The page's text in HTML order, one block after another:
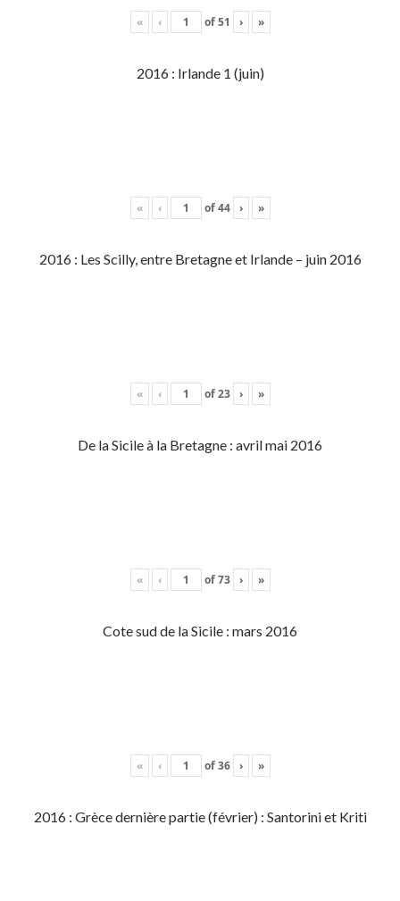
« ‹ of51 › »
2016 : Irlande 1 (juin)
« ‹ of44 › »
2016 : Les Scilly, entre Bretagne et Irlande – juin 2016
« ‹ of23 › »
De la Sicile à la Bretagne : avril mai 2016
« ‹ of73 › »
Cote sud de la Sicile : mars 2016
« ‹ of36 › »
2016 : Grèce dernière partie (février) : Santorini et Kriti